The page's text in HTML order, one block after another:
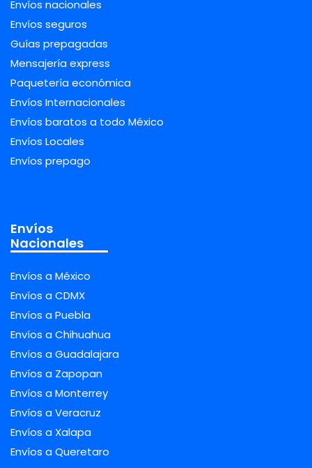
Envíos nacionales
Envíos seguros
Guías prepagadas
Mensajería express
Paquetería económica
Envíos Internacionales
Envíos baratos a todo México
Envíos Locales
Envíos prepago
Envíos
Nacionales
Envíos a México
Envíos a CDMX
Envíos a Puebla
Envíos a Chihuahua
Envíos a Guadalajara
Envíos a Zapopan
Envíos a Monterrey
Envíos a Veracruz
Envíos a Xalapa
Envíos a Queretaro